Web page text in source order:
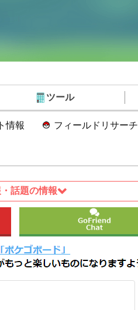
ツール
情報 フィールドリサーチ
話題の情報